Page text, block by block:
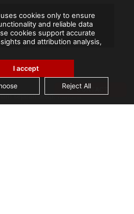
Prancis
sejarah arsip: Kanselir
Prancis
CONTACT
cookies only to ensure
and reliable data
cookies support accurate
and attribution analysis,
or remarketing, and
is sold or shared with third
"Accept All", you consent to
use of cookies.
I accept
Reject All